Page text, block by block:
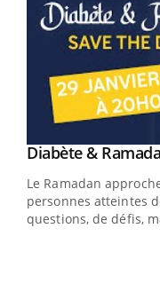
Youtube
Diabète &
Le Ramadan
personnes atteintes
questions, de défis,
Youtube
Un « jumeau
Un établissement lié
matière de bilan de